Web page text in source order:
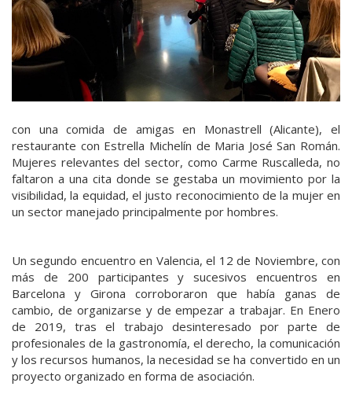
con una comida de amigas en Monastrell (Alicante), el
restaurante con Estrella Michelín de Maria José San Román.
Mujeres relevantes del sector, como Carme Ruscalleda, no
faltaron a una cita donde se gestaba un movimiento por la
visibilidad, la equidad, el justo reconocimiento de la mujer en
un sector manejado principalmente por hombres.
Un segundo encuentro en Valencia, el 12 de Noviembre, con
más de 200 participantes y sucesivos encuentros en
Barcelona y Girona corroboraron que había ganas de
cambio, de organizarse y de empezar a trabajar. En Enero
de 2019, tras el trabajo desinteresado por parte de
profesionales de la gastronomía, el derecho, la comunicación
y los recursos humanos, la necesidad se ha convertido en un
proyecto organizado en forma de asociación.